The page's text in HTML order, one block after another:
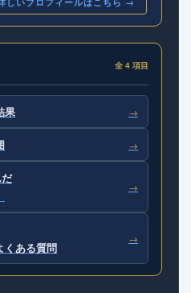
全 4 項目
果 →
→
→
くある質問
→